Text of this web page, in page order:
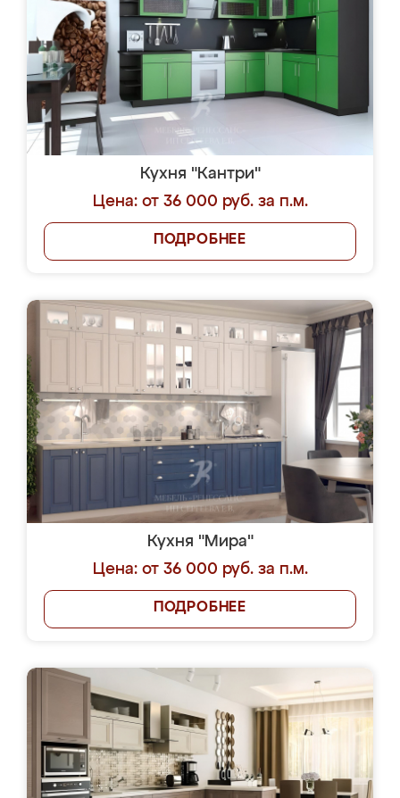
Кухня "Кантри"
Цена: от 36 000 руб. за п.м.
ПОДРОБНЕЕ
Кухня "Мира"
Цена: от 36 000 руб. за п.м.
ПОДРОБНЕЕ